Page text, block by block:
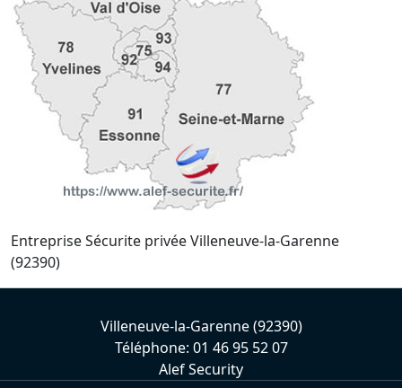
Entreprise Sécurite privée Villeneuve-la-Garenne
(92390)
Villeneuve-la-Garenne (92390)
Téléphone: 01 46 95 52 07
Alef Security